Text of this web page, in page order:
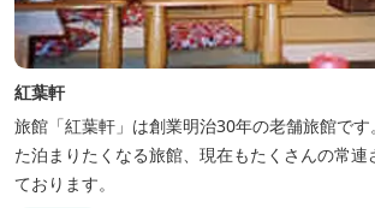
紅葉軒
旅館「紅葉軒」は創業明治30年の老舗旅館です
た泊まりたくなる旅館、現在もたくさんの常
ております。